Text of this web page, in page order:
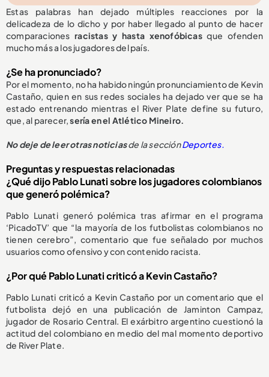
Estas palabras han dejado múltiples reacciones por la
delicadeza de lo dicho y por haber llegado al punto de hacer
comparacionesracistas y hasta xenofóbicasque ofenden
mucho más a los jugadores del país.
¿Se ha pronunciado?
Por el momento, no ha habido ningún pronunciamiento de Kevin
Castaño, quien en sus redes sociales ha dejado ver que se ha
estado entrenando mientras el River Plate define su futuro,
que, al parecer,sería en el Atlético Mineiro.
No deje de leer otras noticiasde la secciónDeportes.
Preguntas y respuestas relacionadas
¿Qué dijo Pablo Lunati sobre los jugadores colombianos
que generó polémica?
Pablo Lunati generó polémica tras afirmar en el programa
‘PicadoTV’ que “la mayoría de los futbolistas colombianos no
tienen cerebro”, comentario que fue señalado por muchos
usuarios como ofensivo y con contenido racista.
¿Por qué Pablo Lunati criticó a Kevin Castaño?
Pablo Lunati criticó a Kevin Castaño por un comentario que el
futbolista dejó en una publicación de Jaminton Campaz,
jugador de Rosario Central. El exárbitro argentino cuestionó la
actitud del colombiano en medio del mal momento deportivo
de River Plate.